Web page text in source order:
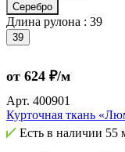
Серебро
Длина рулона : 39
39
от 624 ₽/м
Арт. 400901
Курточная ткань
Есть в наличии 55